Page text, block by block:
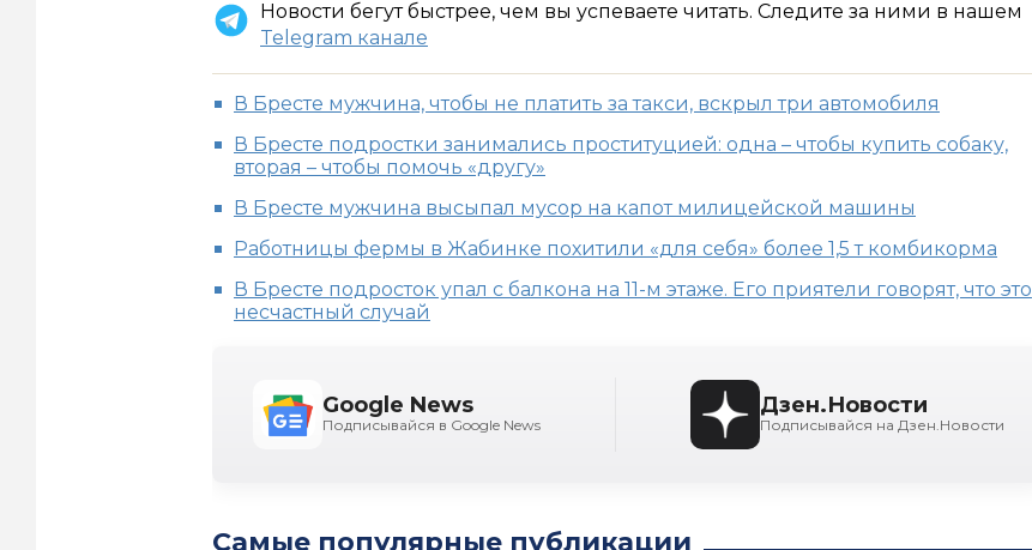
Новости бегут быстрее, чем вы успеваете читать. Следите за ними в нашем
Telegram канале
В Бресте мужчина, чтобы не платить за такси, вскрыл три автомобиля
В Бресте подростки занимались проституцией: одна – чтобы купить собаку,
вторая – чтобы помочь «другу»
В Бресте мужчина высыпал мусор на капот милицейской машины
Работницы фермы в Жабинке похитили «для себя» более 1,5 т комбикорма
В Бресте подросток упал с балкона на 11-м этаже. Его приятели говорят, что это
несчастный случай
Google News
Подписывайся в Google News
Дзен.Новости
Подписывайся на Дзен.Новости
Самые популярные публикации